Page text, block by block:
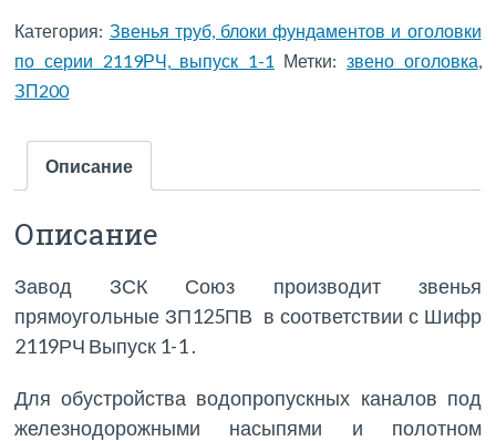
Категория: Звенья труб, блоки фундаментов и оголовки
по серии 2119РЧ, выпуск 1-1 Метки: звено оголовка,
ЗП200
Описание
Описание
Завод ЗСК Союз производит звенья
прямоугольные ЗП125ПВ в соответствии с Шифр
2119РЧ Выпуск 1-1 .
Для обустройства водопропускных каналов под
железнодорожными насыпями и полотном